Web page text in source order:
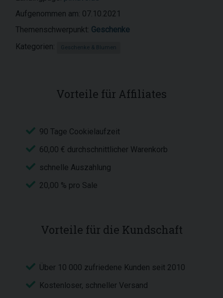
Aufgenommen am: 07.10.2021
Themenschwerpunkt: Geschenke
Kategorien:
Geschenke & Blumen
Vorteile für Affiliates
90 Tage Cookielaufzeit
60,00 € durchschnittlicher Warenkorb
schnelle Auszahlung
20,00 % pro Sale
Vorteile für die Kundschaft
Über 10 000 zufriedene Kunden seit 2010
Kostenloser, schneller Versand